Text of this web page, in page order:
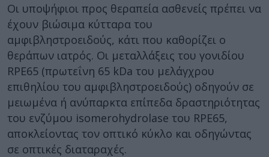
Οι υποψήφιοι προς θεραπεία ασθενείς πρέπει να
έχουν βιώσιμα κύτταρα του
αμφιβληστροειδούς, κάτι που καθορίζει ο
θεράπων ιατρός. Οι μεταλλάξεις του γονιδίου
RPE65 (πρωτεΐνη 65 kDa του μελάγχρου
επιθηλίου του αμφιβληστροειδούς) οδηγούν σε
μειωμένα ή ανύπαρκτα επίπεδα δραστηριότητας
του ενζύμου isomerohydrolase του RPE65,
αποκλείοντας τον οπτικό κύκλο και οδηγώντας
σε οπτικές διαταραχές.